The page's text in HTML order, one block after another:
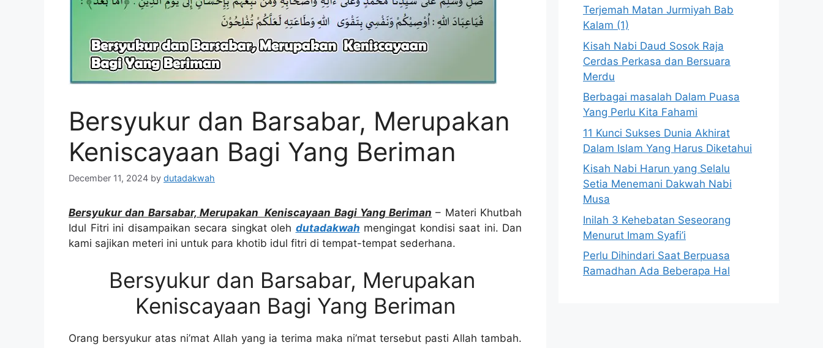
Bersyukur dan Barsabar, Merupakan
Keniscayaan Bagi Yang Beriman
December 11, 2024 by dutadakwah
Bersyukur dan Barsabar, Merupakan Keniscayaan Bagi Yang Beriman – Materi Khutbah
Idul Fitri ini disampaikan secara singkat oleh dutadakwah mengingat kondisi saat ini. Dan
kami sajikan meteri ini untuk para khotib idul fitri di tempat-tempat sederhana.
Bersyukur dan Barsabar, Merupakan
Keniscayaan Bagi Yang Beriman
Orang bersyukur atas ni’mat Allah yang ia terima maka ni’mat tersebut pasti Allah tambah.
Terjemah Matan Jurmiyah Bab
Kalam (1)
Kisah Nabi Daud Sosok Raja
Cerdas Perkasa dan Bersuara
Merdu
Berbagai masalah Dalam Puasa
Yang Perlu Kita Fahami
11 Kunci Sukses Dunia Akhirat
Dalam Islam Yang Harus Diketahui
Kisah Nabi Harun yang Selalu
Setia Menemani Dakwah Nabi
Musa
Inilah 3 Kehebatan Seseorang
Menurut Imam Syafi’i
Perlu Dihindari Saat Berpuasa
Ramadhan Ada Beberapa Hal